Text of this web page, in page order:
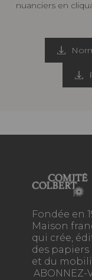
nuanciers en
Fondée en
Maison
qui crée,
des
et du
ABONNEZ-